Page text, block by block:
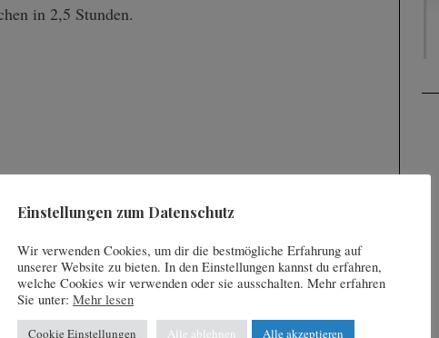
in 2,5 Stunden.
Einstellungen zum Datenschutz
Wir verwenden Cookies, um dir die bestmögliche Erfahrung auf
unserer Website zu bieten. In den Einstellungen kannst du erfahren,
welche Cookies wir verwenden oder sie ausschalten. Mehr erfahren
Sie unter: Mehr lesen
Cookie Einstellungen Alle ablehnen Alle akzeptieren